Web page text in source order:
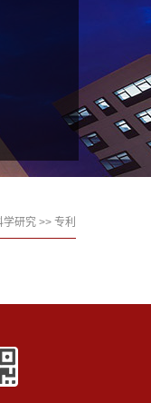
学研究 >> 专利